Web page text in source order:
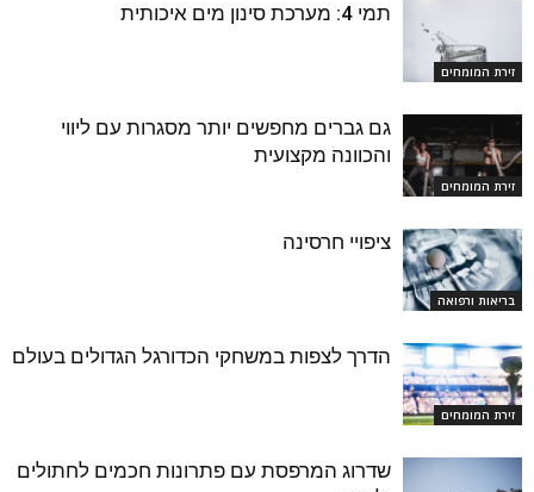
זירת המומחים
תמי 4: מערכת סינון מים איכותית
זירת המומחים
גם גברים מחפשים יותר מסגרות עם ליווי
והכוונה מקצועית
בריאות ורפואה
ציפויי חרסינה
זירת המומחים
הדרך לצפות במשחקי הכדורגל הגדולים בעולם
שדרוג המרפסת עם פתרונות חכמים לחתולים